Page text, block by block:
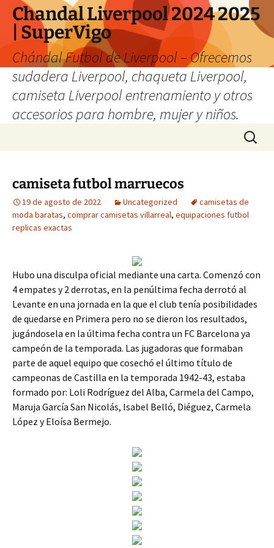
Chandal Liverpool 2024 2025
| SuperVigo
Chándal Futbol de Liverpool – Ofrecemos
sudadera Liverpool, chaqueta Liverpool,
camiseta Liverpool entrenamiento y otros
accesorios para hombre, mujer y niños.
Buscar:
camiseta futbol marruecos
19 de agosto de 2022 Uncategorized
camisetas de
moda baratas, comprar camisetas villarreal, equipaciones futbol
replicas exactas
Hubo una disculpa oficial mediante una carta. Comenzó con
4 empates y 2 derrotas, en la penúltima fecha derrotó al
Levante en una jornada en la que el club tenía posibilidades
de quedarse en Primera pero no se dieron los resultados,
jugándosela en la última fecha contra un FC Barcelona ya
campeón de la temporada. Las jugadoras que formaban
parte de aquel equipo que cosechó el último título de
campeonas de Castilla en la temporada 1942-43, estaba
formado por: Loli Rodríguez del Alba, Carmela del Campo,
Maruja García San Nicolás, Isabel Belló, Diéguez, Carmela
López y Eloísa Bermejo.